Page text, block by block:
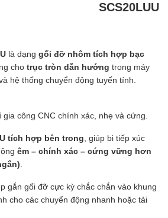
SCS20LUU
là dạng gối đỡ nhôm tích hợp bạc
cho trục tròn dẫn hướng trong máy
hệ thống chuyển động tuyến tính.
gia công CNC chính xác, nhẹ và cứng.
tích hợp bên trong , giúp bi tiếp xúc
êm – chính xác – cứng vững hơn
gắn gối đỡ cực kỳ chắc chắn vào khung
cho các chuyển động nhanh hoặc tải